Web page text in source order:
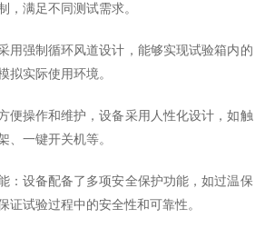
，满足不同测试需求。
强制循环风道设计，能够实现试验箱内的
拟实际使用环境。
操作和维护，设备采用人性化设计，如触
、一键开关机等。
设备配备了多项安全保护功能，如过温保
证试验过程中的安全性和可靠性。